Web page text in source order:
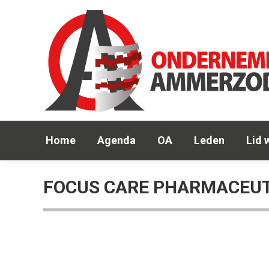
Home Agenda OA Leden Lid
FOCUS CARE